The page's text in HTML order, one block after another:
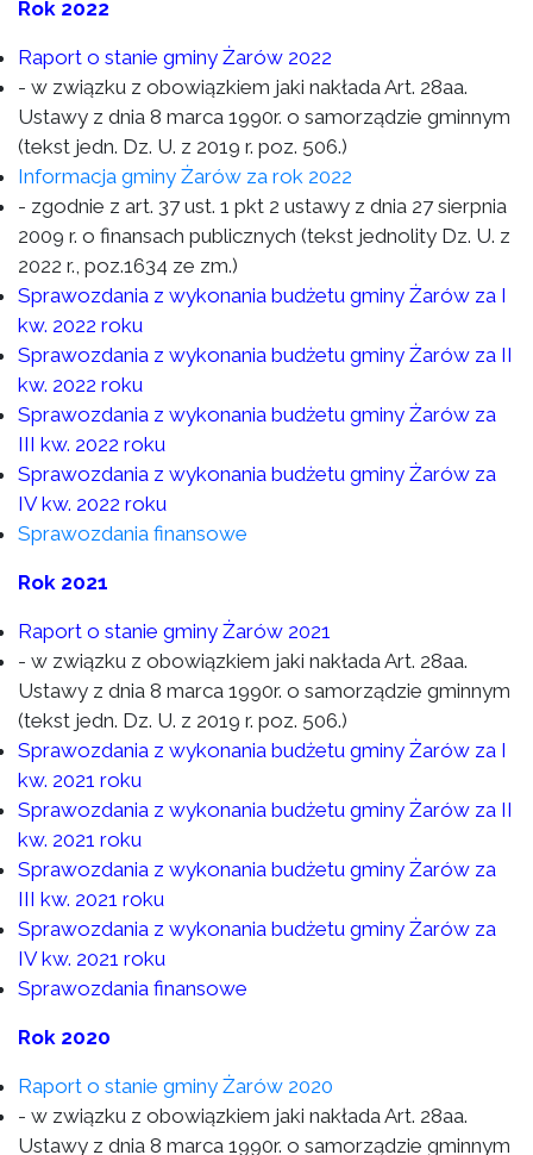
Rok 2022
Raport o stanie gminy Żarów 2022
- w związku z obowiązkiem jaki nakłada Art. 28aa.
Ustawy z dnia 8 marca 1990r. o samorządzie gminnym
(tekst jedn. Dz. U. z 2019 r. poz. 506.)
Informacja gminy Żarów za rok 2022
- zgodnie z art. 37 ust. 1 pkt 2 ustawy z dnia 27 sierpnia
2009 r. o finansach publicznych (tekst jednolity Dz. U. z
2022 r., poz.1634 ze zm.)
Sprawozdania z wykonania budżetu gminy Żarów za I
kw. 2022 roku
Sprawozdania z wykonania budżetu gminy Żarów za II
kw. 2022 roku
Sprawozdania z wykonania budżetu gminy Żarów za
III kw. 2022 roku
Sprawozdania z wykonania budżetu gminy Żarów za
IV kw. 2022 roku
Sprawozdania finansowe
Rok 2021
Raport o stanie gminy Żarów 2021
- w związku z obowiązkiem jaki nakłada Art. 28aa.
Ustawy z dnia 8 marca 1990r. o samorządzie gminnym
(tekst jedn. Dz. U. z 2019 r. poz. 506.)
Sprawozdania z wykonania budżetu gminy Żarów za I
kw. 2021 roku
Sprawozdania z wykonania budżetu gminy Żarów za II
kw. 2021 roku
Sprawozdania z wykonania budżetu gminy Żarów za
III kw. 2021 roku
Sprawozdania z wykonania budżetu gminy Żarów za
IV kw. 2021 roku
Sprawozdania finansowe
Rok 2020
Raport o stanie gminy Żarów 2020
- w związku z obowiązkiem jaki nakłada Art. 28aa.
Ustawy z dnia 8 marca 1990r. o samorządzie gminnym